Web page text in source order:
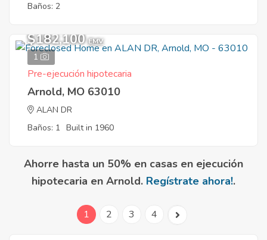
Baños: 2
1
$182,100 EMV
Pre-ejecución hipotecaria
Arnold, MO 63010
ALAN DR
Baños: 1 Built in 1960
Ahorre hasta un 50% en casas en ejecución
hipotecaria en Arnold. Regístrate ahora!.
1 2 3 4